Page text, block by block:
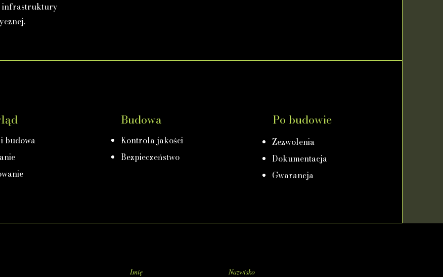
infrastruktury
budowa
Budowa
Kontrola jakości
Bezpieczeństwo
Po budowie
Zezwolenia
Dokumentacja
Gwarancja
Imię Nazwisko